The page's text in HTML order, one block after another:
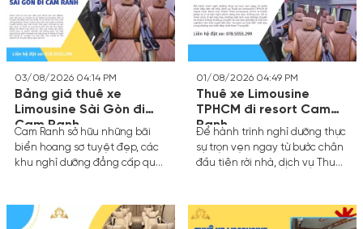
tiện công cộng, dịch vụ thuê
xe limousine chuyên nghiệp
giúp bạn làm chủ lộ trình, dừng
chân nghỉ ngơi linh hoạt và tận
hưởng trọn vẹn hành trình dài
hơn 400km.
giờ khởi hành, điểm đón và
điểm dừng nghỉ chân theo ý
thích cá nhân.
03/08/2026 04:14 PM
Bảng giá thuê xe
Limousine Sài Gòn đi
Cam Ranh
Cam Ranh sở hữu những bãi
biển hoang sơ tuyệt đẹp, các
khu nghỉ dưỡng đẳng cấp quốc
thương. Khoảng cách từ
TP.HCM đến Cam Ranh khoảng
01/08/2026 04:49 PM
Thuê xe Limousine
TPHCM đi resort Cam
Ranh
Để hành trình nghỉ dưỡng thực
sự trọn vẹn ngay từ bước chân
đầu tiên rời nhà, dịch vụ Thuê
Limousine chính là mảnh ghép
xa xỉ và tiện nghi dành riêng